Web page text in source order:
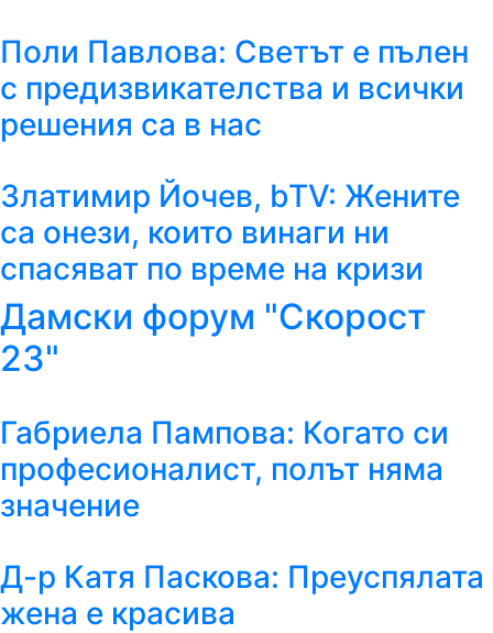
Поли Павлова: Светът е пълен
с предизвикателства и всички
решения са в нас
Златимир Йочев, bTV: Жените
са онези, които винаги ни
спасяват по време на кризи
Дамски форум "Скорост
23"
Габриела Пампова: Когато си
професионалист, полът няма
значение
Д-р Катя Паскова: Преуспялата
жена е красива